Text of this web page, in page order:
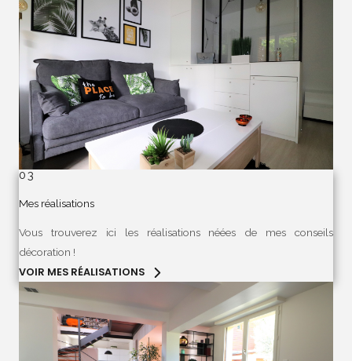
03
Mes réalisations
Vous trouverez ici les réalisations néées de mes conseils
décoration !
VOIR MES RÉALISATIONS